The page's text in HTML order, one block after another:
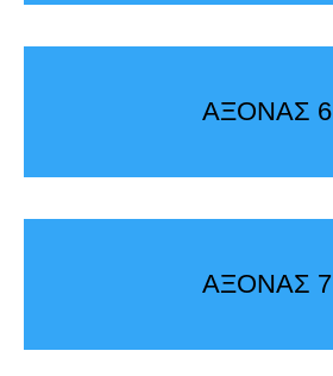
ΑΞΟΝΑΣ 6
ΑΞΟΝΑΣ 7